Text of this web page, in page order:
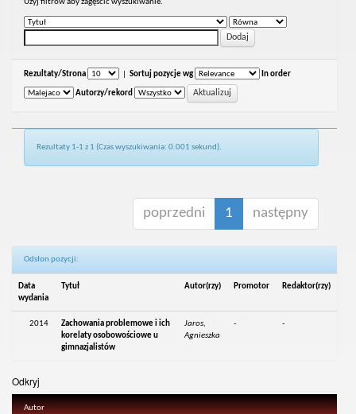
Uzyj filtrów aby zagęścić wyszukiwanie.
Rezultaty/Strona Sortuj pozycje wg In order
Autorzy/rekord
Rezultaty 1-1 z 1 (Czas wyszukiwania: 0.001 sekund).
poprzedni 1 następny
Odsłon pozycji:
Data
wydania
Tytuł Autor(rzy) Promotor Redaktor(rzy)
2014
Zachowania problemowe i ich
korelaty osobowościowe u
gimnazjalistów
Jaros,
Agnieszka
- -
Odkryj
Autor